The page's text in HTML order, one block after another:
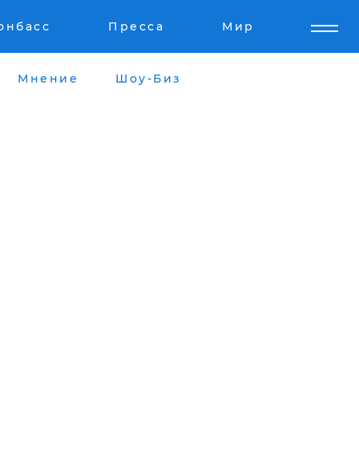
Пресса Мир
Мнение Шоу-Биз